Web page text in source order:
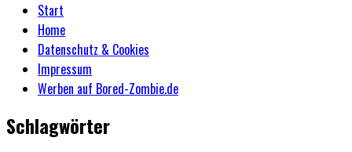
Start
Home
Datenschutz & Cookies
Impressum
Werben auf Bored-Zombie.de
Schlagwörter